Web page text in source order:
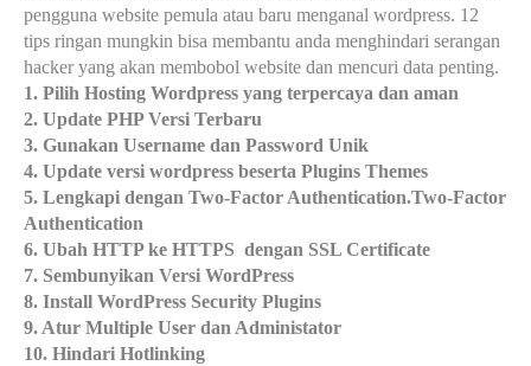
pengguna website pemula atau baru menganal wordpress. 12
tips ringan mungkin bisa membantu anda menghindari serangan
hacker yang akan membobol website dan mencuri data penting.
1. Pilih Hosting Wordpress yang terpercaya dan aman
2. Update PHP Versi Terbaru
3. Gunakan Username dan Password Unik
4. Update versi wordpress beserta Plugins Themes
5. Lengkapi dengan Two-Factor Authentication.Two-Factor
Authentication
6. Ubah HTTP ke HTTPS dengan SSL Certificate
7. Sembunyikan Versi WordPress
8. Install WordPress Security Plugins
9. Atur Multiple User dan Administator
10. Hindari Hotlinking